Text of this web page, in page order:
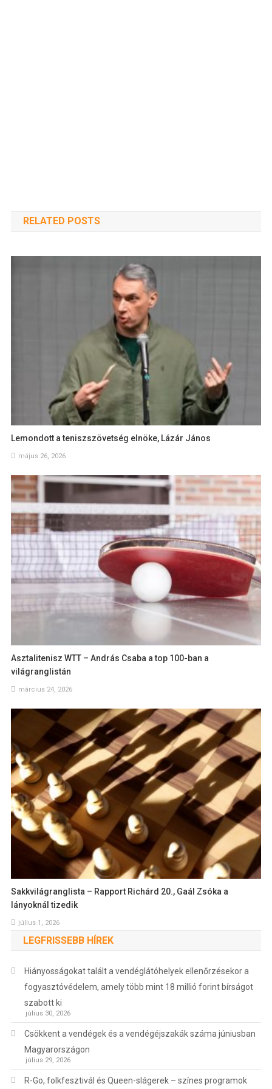
RELATED POSTS
Lemondott a teniszszövetség elnöke, Lázár János
május 26, 2026
Asztalitenisz WTT – András Csaba a top 100-ban a
világranglistán
március 24, 2026
Sakkvilágranglista – Rapport Richárd 20., Gaál Zsóka a
lányoknál tizedik
július 1, 2026
LEGFRISSEBB HÍREK
Hiányosságokat talált a vendéglátóhelyek ellenőrzésekor a
fogyasztóvédelem, amely több mint 18 millió forint bírságot
szabott ki
július 30, 2026
Csökkent a vendégek és a vendégéjszakák száma júniusban
Magyarországon
július 29, 2026
R-Go, folkfesztivál és Queen-slágerek – színes programok